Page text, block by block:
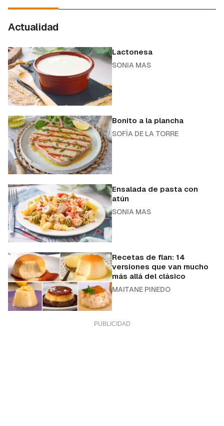
Actualidad
Lactonesa
SONIA MAS
Bonito a la plancha
SOFÍA DE LA TORRE
Ensalada de pasta con
atún
SONIA MAS
Recetas de flan: 14
versiones que van mucho
más allá del clásico
MAITANE PINEDO